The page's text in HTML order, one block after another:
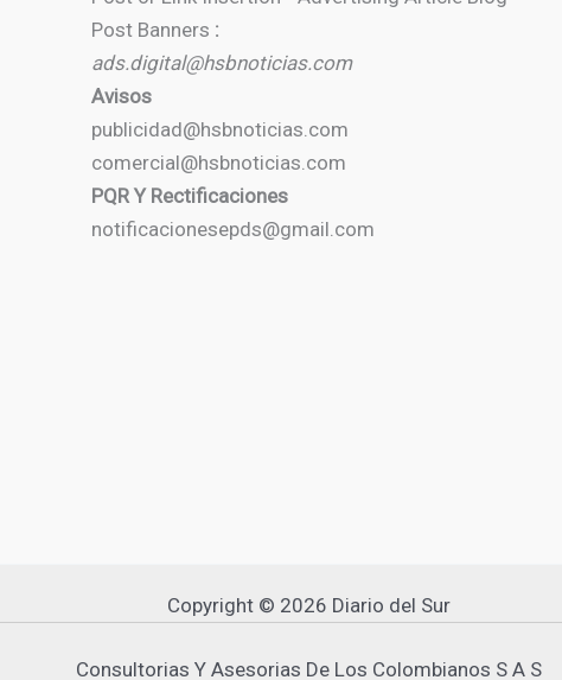
Post Banners :
ads.digital@hsbnoticias.com
Avisos
publicidad@hsbnoticias.com
comercial@hsbnoticias.com
PQR Y Rectificaciones
notificacionesepds@gmail.com
Copyright © 2026 Diario del Sur
Consultorias Y Asesorias De Los Colombianos S A S